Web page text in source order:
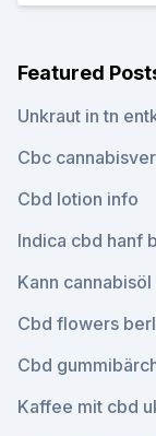
Featured
Unkraut in tn
Cbc
Cbd lotion info
Indica cbd hanf
Kann
Cbd flowers
Cbd
Kaffee mit cbd